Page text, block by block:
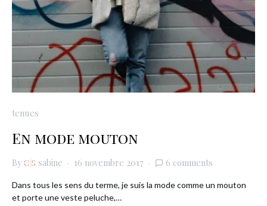
tenues
En mode mouton
By sabine 16 novembre 2017 6 comments
Dans tous les sens du terme, je suis la mode comme un mouton
et porte une veste peluche,…